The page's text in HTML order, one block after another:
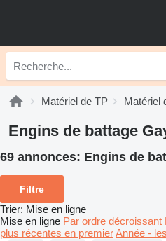
Matériel de TP Matériel
Engins de battage
69 annonces: Engins de
Filtre
Trier: Mise en ligne
Mise en ligne Par ordre décroissant
plus récentes en premierAnnée -